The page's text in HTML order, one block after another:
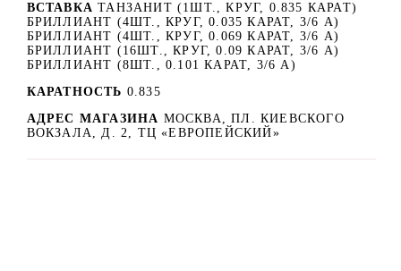
ВСТАВКА ТАНЗАНИТ (1ШТ., КРУГ, 0.835 КАРАТ)
БРИЛЛИАНТ (4ШТ., КРУГ, 0.035 КАРАТ, 3/6 А)
БРИЛЛИАНТ (4ШТ., КРУГ, 0.069 КАРАТ, 3/6 А)
БРИЛЛИАНТ (16ШТ., КРУГ, 0.09 КАРАТ, 3/6 А)
БРИЛЛИАНТ (8ШТ., 0.101 КАРАТ, 3/6 А)
КАРАТНОСТЬ 0.835
АДРЕС МАГАЗИНА МОСКВА, ПЛ. КИЕВСКОГО
ВОКЗАЛА, Д. 2, ТЦ «ЕВРОПЕЙСКИЙ»